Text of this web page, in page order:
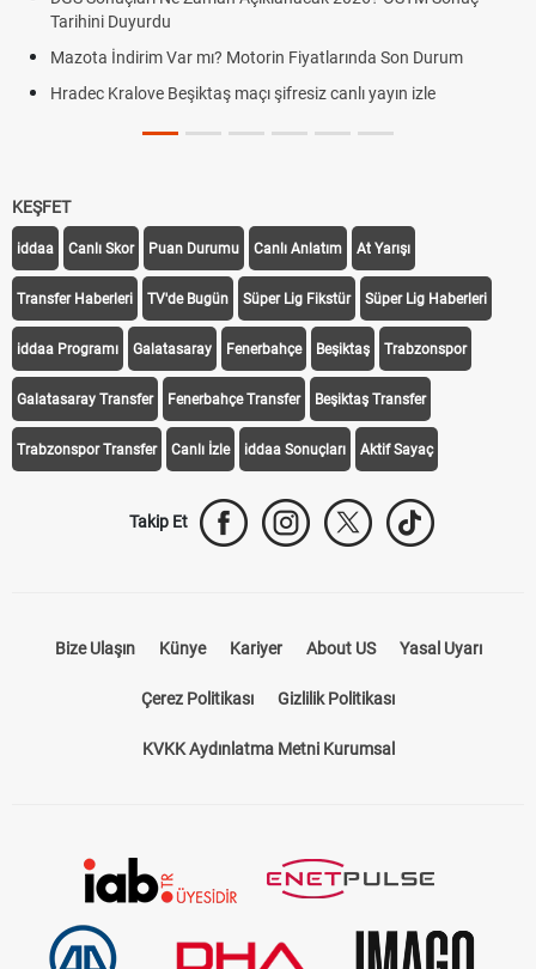
Tarihini Duyurdu
Mazota İndirim Var mı? Motorin Fiyatlarında Son Durum
Hradec Kralove Beşiktaş maçı şifresiz canlı yayın izle
KEŞFET
iddaa Canlı Skor Puan Durumu Canlı Anlatım At Yarışı
Transfer Haberleri TV'de Bugün Süper Lig Fikstür Süper Lig Haberleri
iddaa Programı Galatasaray Fenerbahçe Beşiktaş Trabzonspor
Galatasaray Transfer Fenerbahçe Transfer Beşiktaş Transfer
Trabzonspor Transfer Canlı İzle iddaa Sonuçları Aktif Sayaç
Takip Et
Bize Ulaşın Künye Kariyer About US Yasal Uyarı
Çerez Politikası Gizlilik Politikası
KVKK Aydınlatma Metni Kurumsal